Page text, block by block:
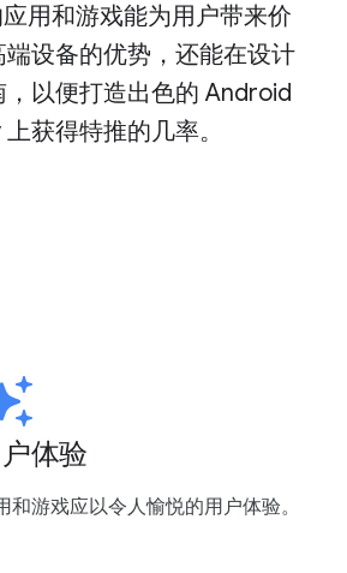
用和游戏能为用户带来价
设备的优势，还能在设计
以便打造出色的 Android
获得特推的几率。
体验
和游戏应以令人愉悦的用户体验。